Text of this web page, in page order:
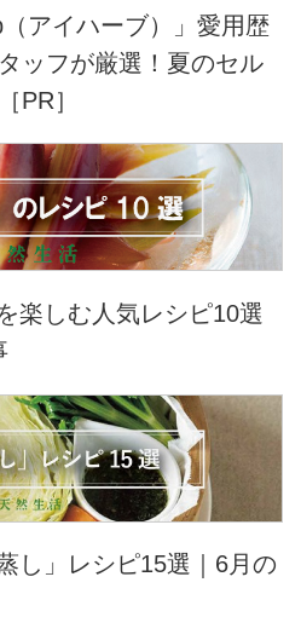
アイハーブ）」愛用歴
ッフが厳選！夏のセル
PR］
楽しむ人気レシピ10選
し」レシピ15選｜6月の